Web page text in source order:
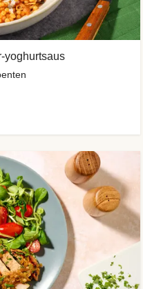
yoghurtsaus